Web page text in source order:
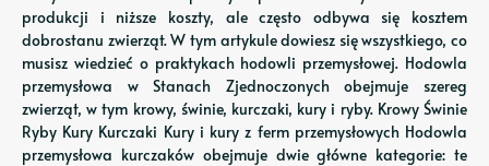
produkcji i niższe koszty, ale często odbywa się kosztem
dobrostanu zwierząt. W tym artykule dowiesz się wszystkiego, co
musisz wiedzieć o praktykach hodowli przemysłowej. Hodowla
przemysłowa w Stanach Zjednoczonych obejmuje szereg
zwierząt, w tym krowy, świnie, kurczaki, kury i ryby. Krowy Świnie
Ryby Kury Kurczaki Kury i kury z ferm przemysłowych Hodowla
przemysłowa kurczaków obejmuje dwie główne kategorie: te